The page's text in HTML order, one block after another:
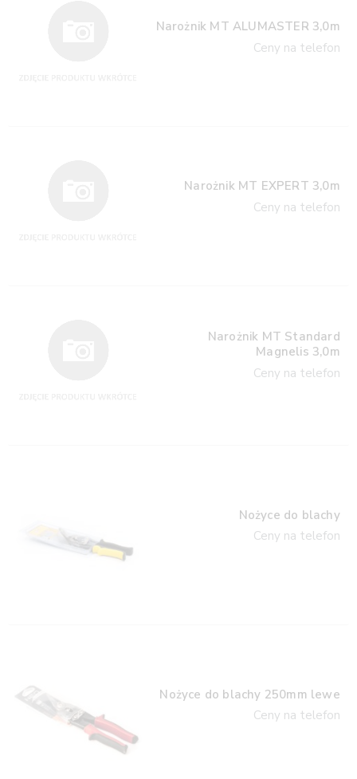
Narożnik MT ALUMASTER 3,0m
Ceny na telefon
Narożnik MT EXPERT 3,0m
Ceny na telefon
Narożnik MT Standard
Magnelis 3,0m
Ceny na telefon
Nożyce do blachy
Ceny na telefon
Nożyce do blachy 250mm lewe
Ceny na telefon